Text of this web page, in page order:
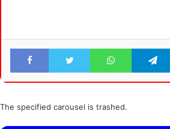
Facebook Twitter WhatsApp
The specified carousel is trashed.